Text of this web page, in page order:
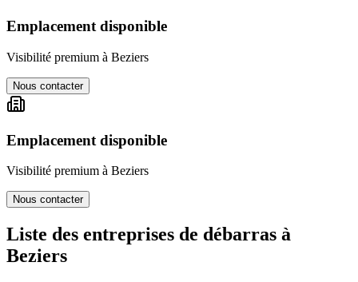
Emplacement disponible
Visibilité premium à Beziers
Nous contacter
Emplacement disponible
Visibilité premium à Beziers
Nous contacter
Liste des entreprises de débarras à
Beziers